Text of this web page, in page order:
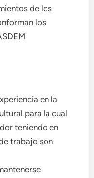
de los
los
en la
para la cual
teniendo en
trabajo son